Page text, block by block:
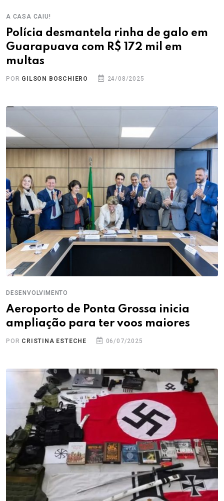
A CASA CAIU!
Polícia desmantela rinha de galo em
Guarapuava com R$ 172 mil em
multas
POR GILSON BOSCHIERO 24/08/2025
DESENVOLVIMENTO
Aeroporto de Ponta Grossa inicia
ampliação para ter voos maiores
POR CRISTINA ESTECHE 06/07/2025